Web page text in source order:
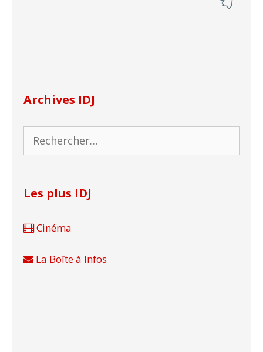
Archives IDJ
Rechercher :
Les plus IDJ
Cinéma
La Boîte à Infos